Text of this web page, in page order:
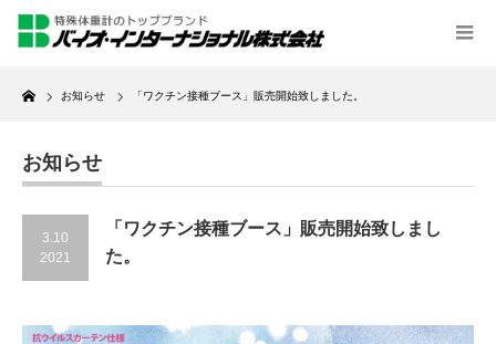
Home
お知らせ 「ワクチン接種ブース」販売開始致しました。
お知らせ
3.10
2021
「ワクチン接種ブース」販売開始致しまし
た。